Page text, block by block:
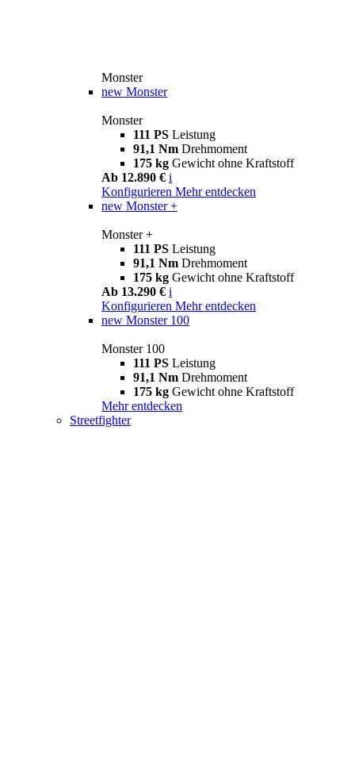
Monster
new Monster
Monster
111 PS Leistung
91,1 Nm Drehmoment
175 kg Gewicht ohne Kraftstoff
Ab 12.890 € i
Konfigurieren Mehr entdecken
new Monster +
Monster +
111 PS Leistung
91,1 Nm Drehmoment
175 kg Gewicht ohne Kraftstoff
Ab 13.290 € i
Konfigurieren Mehr entdecken
new Monster 100
Monster 100
111 PS Leistung
91,1 Nm Drehmoment
175 kg Gewicht ohne Kraftstoff
Mehr entdecken
Streetfighter